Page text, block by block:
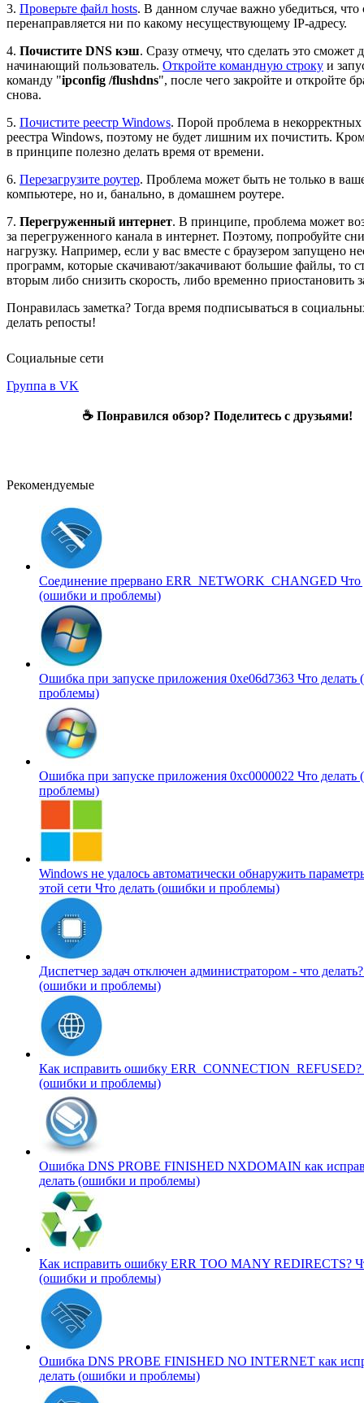
3. Проверьте файл hosts. В данном случае важно убедиться, что
перенаправляется ни по какому несуществующему IP-адресу.
4. Почистите DNS кэш. Сразу отмечу, что сделать это сможет
начинающий пользователь. Откройте командную строку и
команду "ipconfig /flushdns", после чего закройте и откройте
снова.
5. Почистите реестр Windows. Порой проблема в некорректных
реестра Windows, поэтому не будет лишним их почистить.
в принципе полезно делать время от времени.
6. Перезагрузите роутер. Проблема может быть не только в
компьютере, но и, банально, в домашнем роутере.
7. Перегруженный интернет. В принципе, проблема может
за перегруженного канала в интернет. Поэтому, попробуйте
нагрузку. Например, если у вас вместе с браузером запущено
программ, которые скачивают/закачивают большие файлы, то
вторым либо снизить скорость, либо временно приостановить
Понравилась заметка? Тогда время подписываться в
делать репосты!
Социальные сети
Группа в VK
☕ Понравился обзор? Поделитесь с друзьями!
Рекомендуемые
Соединение прервано ERR_NETWORK_CHANGED Что
(ошибки и проблемы)
Ошибка при запуске приложения 0xe06d7363 Что
проблемы)
Ошибка при запуске приложения 0xc0000022 Что
проблемы)
Windows не удалось автоматически обнаружить
этой сети Что делать (ошибки и проблемы)
Диспетчер задач отключен администратором - что
(ошибки и проблемы)
Как исправить ошибку ERR_CONNECTION_REFUSED?
(ошибки и проблемы)
Ошибка DNS PROBE FINISHED NXDOMAIN как
делать (ошибки и проблемы)
Как исправить ошибку ERR TOO MANY REDIRECTS?
(ошибки и проблемы)
Ошибка DNS PROBE FINISHED NO INTERNET как
делать (ошибки и проблемы)